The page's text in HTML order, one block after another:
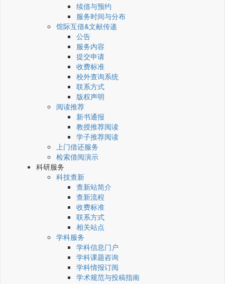
续借与预约
服务时间与分布
馆际互借&文献传递
公告
服务内容
提交申请
收费标准
校外查询系统
联系方式
版权声明
阅读推荐
新书通报
教授推荐阅读
学子推荐阅读
上门借还服务
检索借阅演示
科研服务
科技查新
查新站简介
查新流程
收费标准
联系方式
相关站点
学科服务
学科信息门户
学科课题咨询
学科情报订阅
学术规范与投稿指南